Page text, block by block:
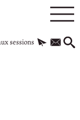
sessions